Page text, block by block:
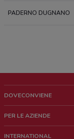
PADERNO DUGNANO
DOVECONVIENE
Chi siamo
PER LE AZIENDE
INTERNATIONAL